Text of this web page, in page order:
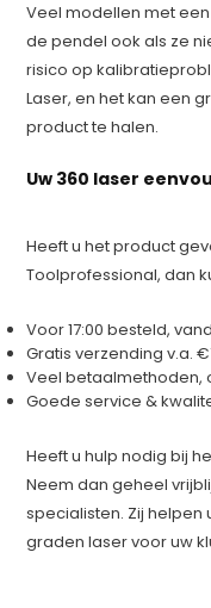
Veel modellen met
de pendel ook als ze
risico op
Laser, en het kan een
product te halen.
Uw 360 laser
Heeft u het product
Toolprofessional, dan
Voor 17:00 besteld,
Gratis verzending v.a.
Veel betaalmethoden,
Goede service &
Heeft u hulp nodig bij
Neem dan geheel
specialisten. Zij helpen
graden laser voor uw